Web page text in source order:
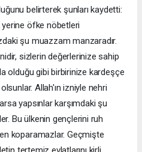
belirterek şunları kaydetti:
yerine öfke nöbetleri
şu muazzam manzaradır.
sizlerin değerlerinize sahip
olduğu gibi birbirinize kardeşçe
olsunlar. Allah'ın izniyle nehri
yapsınlar karşımdaki şu
Bu ülkenin gençlerini ruh
koparamazlar. Geçmişte